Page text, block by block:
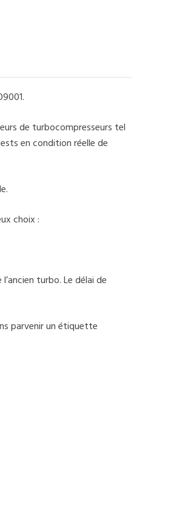
de turbocompresseurs tel
en condition réelle de
choix :
turbo. Le délai de
parvenir un étiquette